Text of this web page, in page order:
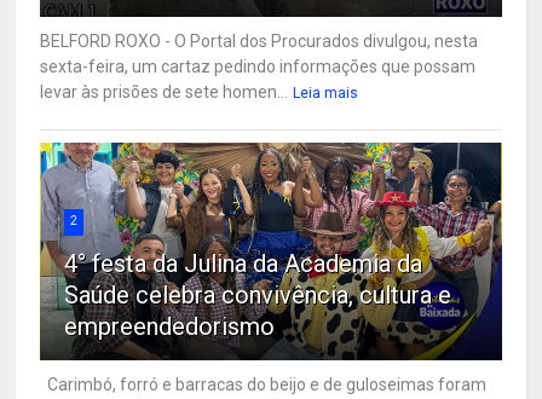
BELFORD ROXO - O Portal dos Procurados divulgou, nesta
sexta-feira, um cartaz pedindo informações que possam
levar às prisões de sete homen... Leia mais
2
4° festa da Julina da Academia da
Saúde celebra convivência, cultura e
empreendedorismo
Carimbó, forró e barracas do beijo e de guloseimas foram